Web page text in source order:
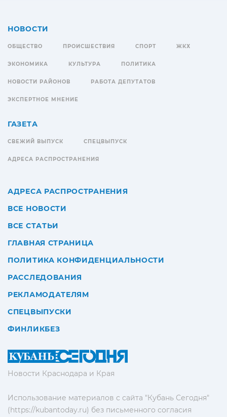
Новости Краснодара и Края
Использование материалов с сайта "Кубань Сегодня"
(https://kubantoday.ru) без письменного согласия
НОВОСТИ
ОБЩЕСТВО ПРОИСШЕСТВИЯ СПОРТ ЖКХ
ЭКОНОМИКА КУЛЬТУРА ПОЛИТИКА
НОВОСТИ РАЙОНОВ РАБОТА ДЕПУТАТОВ
ЭКСПЕРТНОЕ МНЕНИЕ
ГАЗЕТА
СВЕЖИЙ ВЫПУСК СПЕЦВЫПУСК
АДРЕСА РАСПРОСТРАНЕНИЯ
АДРЕСА РАСПРОСТРАНЕНИЯ
ВСЕ НОВОСТИ
ВСЕ СТАТЬИ
ГЛАВНАЯ СТРАНИЦА
ПОЛИТИКА КОНФИДЕНЦИАЛЬНОСТИ
РАССЛЕДОВАНИЯ
РЕКЛАМОДАТЕЛЯМ
СПЕЦВЫПУСКИ
ФИНЛИКБЕЗ